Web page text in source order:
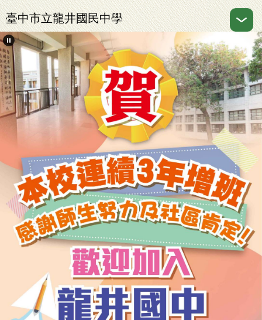
跳
到
主
要
內
容
區
臺中市立龍井國民中學